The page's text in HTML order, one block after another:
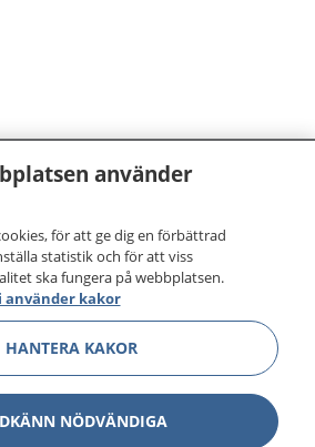
din hälsa och vård
om hälsa och information om
mottagningar du kan kontakta.
din journal och göra dina
1177 för
dygnet runt.
du vill må bättre.
använder
för att ge dig en förbättrad
statistik och för att viss
ska fungera på webbplatsen.
använder kakor
HANTERA KAKOR
NÖDVÄNDIGA